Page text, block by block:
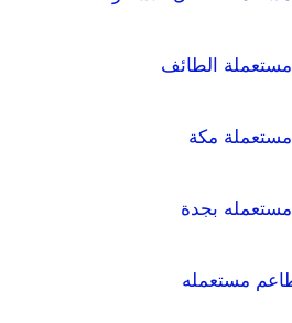
الطائف
مكة
بجدة
مستعمله